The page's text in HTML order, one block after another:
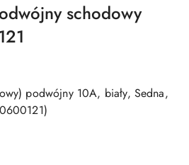
schodowy
podwójny 10A, biały, Sedna,